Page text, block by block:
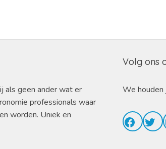
als geen ander wat er
professionals waar
worden. Uniek en
Volg ons
We houden